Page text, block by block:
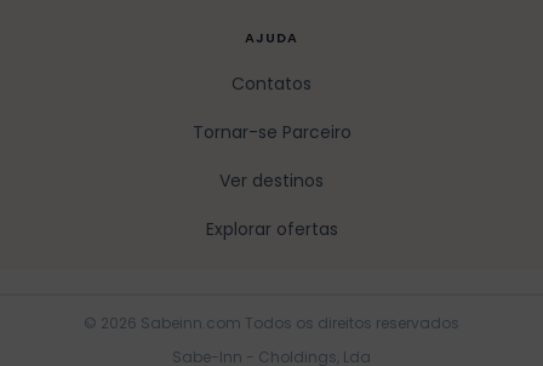
AJUDA
Contatos
Tornar-se Parceiro
Ver destinos
Explorar ofertas
© 2026 Sabeinn.com Todos os direitos reservados
Sabe-Inn - Choldings, Lda